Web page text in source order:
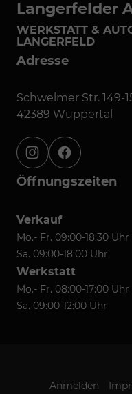
Langerfelder
WERKSTATT &
LANGERFELD
Adresse
Schwelmer Str. 149-
42389 Wuppertal
instagramfacebook
Öffnungszeiten
Verkauf
Mo.- Fr. 09:00-18:30 Uhr
Sa. 09:00-18:00 Uhr
Werkstatt
Mo.- Fr. 08:00-17:00 Uhr
Sa. 09:00-12:00 Uhr
Anmelden